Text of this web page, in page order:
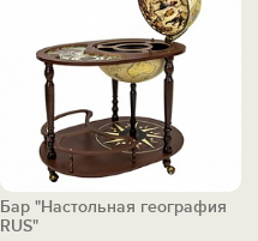
Бар "Настольная география
RUS"